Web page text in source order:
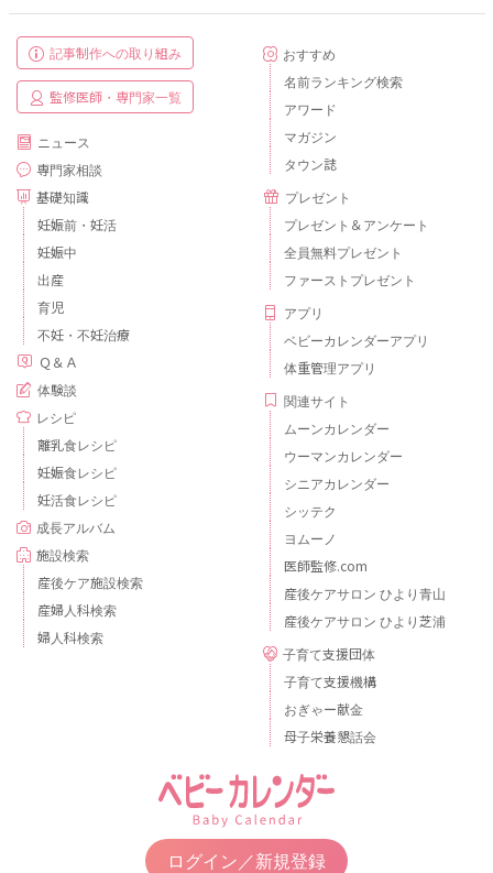
記事制作への取り組み
監修医師・専門家一覧
ニュース
専門家相談
基礎知識
妊娠前・妊活
妊娠中
出産
育児
不妊・不妊治療
Ｑ＆Ａ
体験談
レシピ
離乳食レシピ
妊娠食レシピ
妊活食レシピ
成長アルバム
施設検索
産後ケア施設検索
産婦人科検索
婦人科検索
おすすめ
名前ランキング検索
アワード
マガジン
タウン誌
プレゼント
プレゼント＆アンケート
全員無料プレゼント
ファーストプレゼント
アプリ
ベビーカレンダーアプリ
体重管理アプリ
関連サイト
ムーンカレンダー
ウーマンカレンダー
シニアカレンダー
シッテク
ヨムーノ
医師監修.com
産後ケアサロン ひより青山
産後ケアサロン ひより芝浦
子育て支援団体
子育て支援機構
おぎゃー献金
母子栄養懇話会
ログイン／新規登録